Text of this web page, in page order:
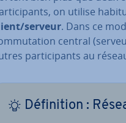
on utilise
serveur. Dans ce
central
par­ti­ci­pants au
Dé­fi­ni­tion :